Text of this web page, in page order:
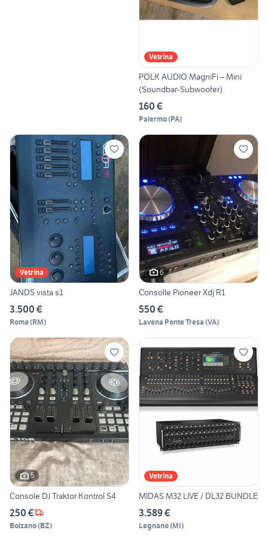
Vetrina
POLK AUDIO MagniFi – Mini
(Soundbar-Subwoofer)
160 €
Palermo(PA)
Vetrina
JANDS vista s1
3.500 €
Roma (RM)
6
Consolle Pioneer Xdj R1
550 €
Lavena Ponte Tresa (VA)
5
Console DJ Traktor Kontrol S4
250 €
Bolzano(BZ)
Vetrina
MIDAS M32 LIVE / DL32 BUNDLE
3.589 €
Legnano(MI)